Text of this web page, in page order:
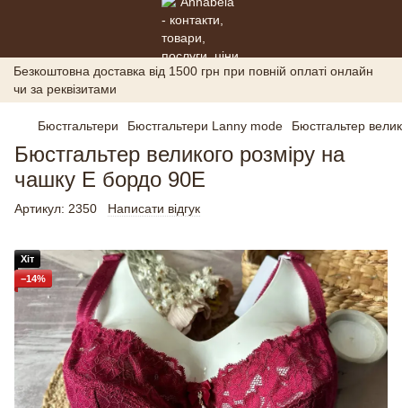
Безкоштовна доставка від 1500 грн при повній оплаті онлайн
чи за реквізитами
Бюстгальтери Бюстгальтери Lanny mode Бюстгальтер
Бюстгальтер великого розміру на
чашку Е бордо 90E
Артикул: 2350 Написати відгук
Хіт
−14%